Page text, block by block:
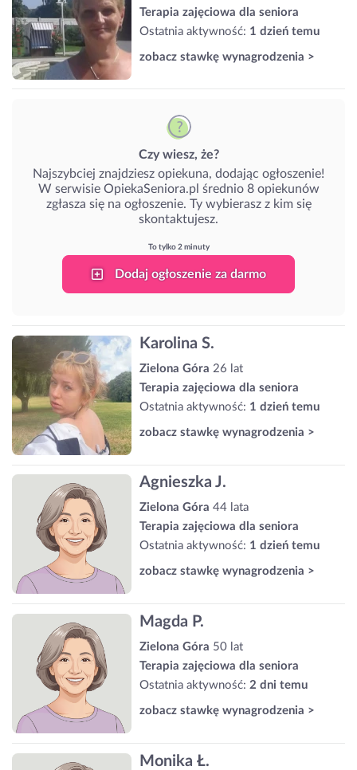
Terapia zajęciowa dla seniora
Ostatnia aktywność: 1 dzień temu
zobacz stawkę wynagrodzenia >
Czy wiesz, że?
Najszybciej znajdziesz opiekuna, dodając ogłoszenie!
W serwisie OpiekaSeniora.pl średnio 8 opiekunów
zgłasza się na ogłoszenie. Ty wybierasz z kim się
skontaktujesz.
To tylko 2 minuty
Dodaj ogłoszenie za darmo
Karolina S.
Zielona Góra 26 lat
Terapia zajęciowa dla seniora
Ostatnia aktywność: 1 dzień temu
zobacz stawkę wynagrodzenia >
Agnieszka J.
Zielona Góra 44 lata
Terapia zajęciowa dla seniora
Ostatnia aktywność: 1 dzień temu
zobacz stawkę wynagrodzenia >
Magda P.
Zielona Góra 50 lat
Terapia zajęciowa dla seniora
Ostatnia aktywność: 2 dni temu
zobacz stawkę wynagrodzenia >
Monika Ł.